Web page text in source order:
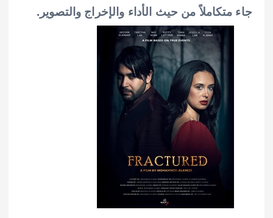
جاء متكاملاً من حيث الأداء والإخراج والتصوير.